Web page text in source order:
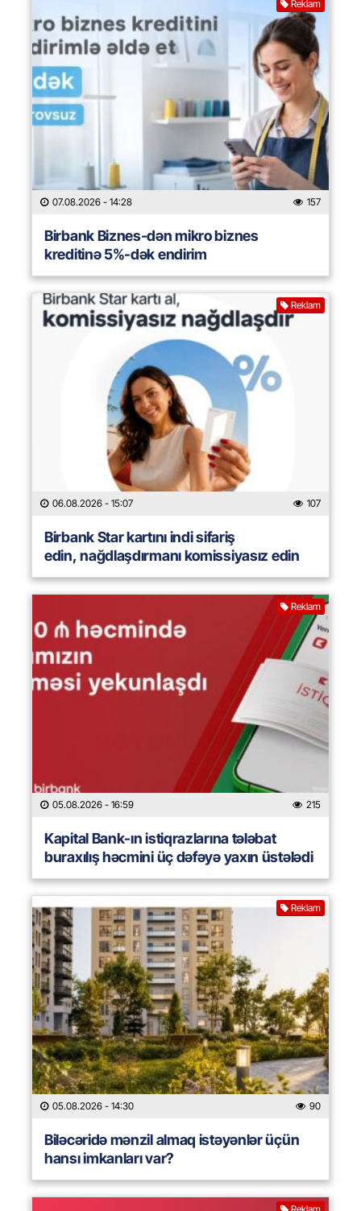
Reklam
07.08.2026 - 14:28 157
Birbank Biznes-dən mikro biznes
kreditinə 5%-dək endirim
Reklam
06.08.2026 - 15:07 107
Birbank Star kartını indi sifariş
edin, nağdlaşdırmanı komissiyasız edin
Reklam
05.08.2026 - 16:59 215
Kapital Bank-ın istiqrazlarına tələbat
buraxılış həcmini üç dəfəyə yaxın üstələdi
Reklam
05.08.2026 - 14:30 90
Biləcəridə mənzil almaq istəyənlər üçün
hansı imkanları var?